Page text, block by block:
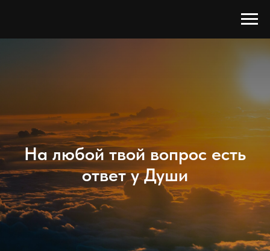
На любой твой вопрос есть
ответ у Души